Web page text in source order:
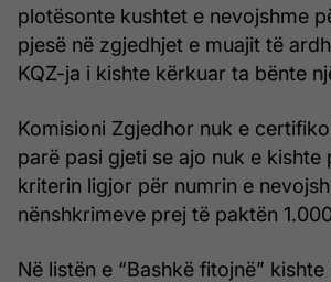
plotësonte kushtet e nevojshme
pjesë në zgjedhjet e muajit të
KQZ-ja i kishte kërkuar ta bënte
Komisioni Zgjedhor nuk e
parë pasi gjeti se ajo nuk e kishte
kriterin ligjor për numrin e
nënshkrimeve prej të paktën
Në listën e “Bashkë fitojnë”